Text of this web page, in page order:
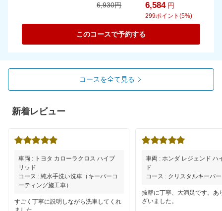
6,930円 6,584 円
299ポイント(5%)
このコースで予約する
コースを全て見る
新着レビュー
車両 : トヨタ カローラクロス ハイブ
リッド
コース : 純水手洗い洗車（キーパーコ
ーティング施工車）
すごく丁寧に説明しながら洗車してくれ
車両 : ホンダ レジェンド ハ
ド
コース : クリスタルキーパー
抜群に丁寧、大満足です。あ
ざいました。